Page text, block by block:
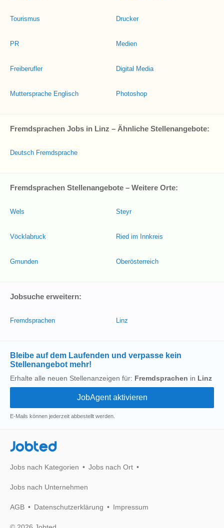
Tourismus
PR
Freiberufler
Muttersprache Englisch
Drucker
Medien
Digital Media
Photoshop
Fremdsprachen Jobs in Linz – Ähnliche Stellenangebote:
Deutsch Fremdsprache
Fremdsprachen Stellenangebote – Weitere Orte:
Wels
Vöcklabruck
Gmunden
Steyr
Ried im Innkreis
Oberösterreich
Jobsuche erweitern:
Fremdsprachen Linz
Bleibe auf dem Laufenden und verpasse kein
Stellenangebot mehr!
Erhalte alle neuen Stellenanzeigen für: Fremdsprachen in Linz
E-Mails können jederzeit abbestellt werden.
Jobted
Jobs nach Kategorien Jobs nach Ort
Jobs nach Unternehmen
AGB Datenschutzerklärung Impressum